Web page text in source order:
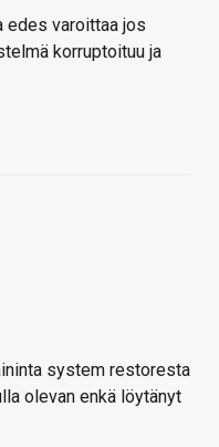
edes varoittaa jos
korruptoituu ja
system restoresta
olevan enkä löytänyt